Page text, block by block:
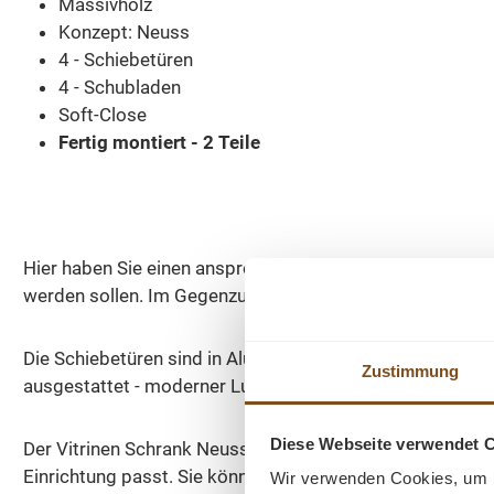
Zustimmung
Diese Webseite verwendet
Wir verwenden Cookies,
Konzept: Neuss
4 - Schiebetüren
4 - Schubladen
Soft-Close
Fertig montiert - 2 Teile
Hier haben Sie einen ansprechenden Schrank mit einer
werden sollen. Im Gegenzug können Sie persönliche
Die Schiebetüren sind in Aluminiumschienen montiert,
ausgestattet - moderner Luxus. Die Seiten des
Der Vitrinen Schrank Neuss kann ebenfalls in
Einrichtung passt. Sie können sogar die Außenseite